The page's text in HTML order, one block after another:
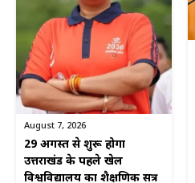
August 7, 2026
29 अगस्त से शुरू होगा
उत्तराखंड के पहले खेल
विश्वविद्यालय का शैक्षणिक सत्र